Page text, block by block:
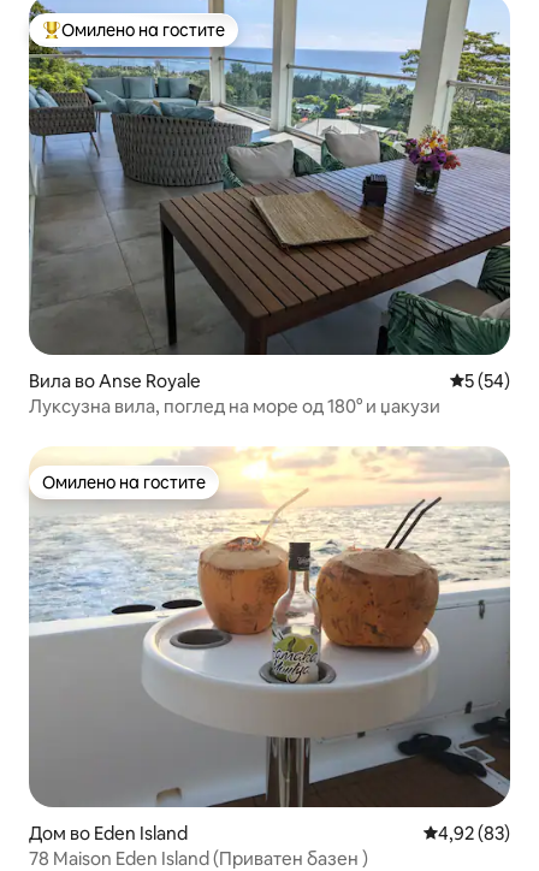
Меѓу најуспешните „Омилени на гостите“
Омилено на гостите
Вила во Anse Royale Просечна
5 (54)
Луксузна вила, поглед на море од 180° и џакузи
Омилено на гостите
Омилено на гостите
Дом во Eden Island Просечна
4,92 (83)
78 Maison Eden Island (Приватен базен )